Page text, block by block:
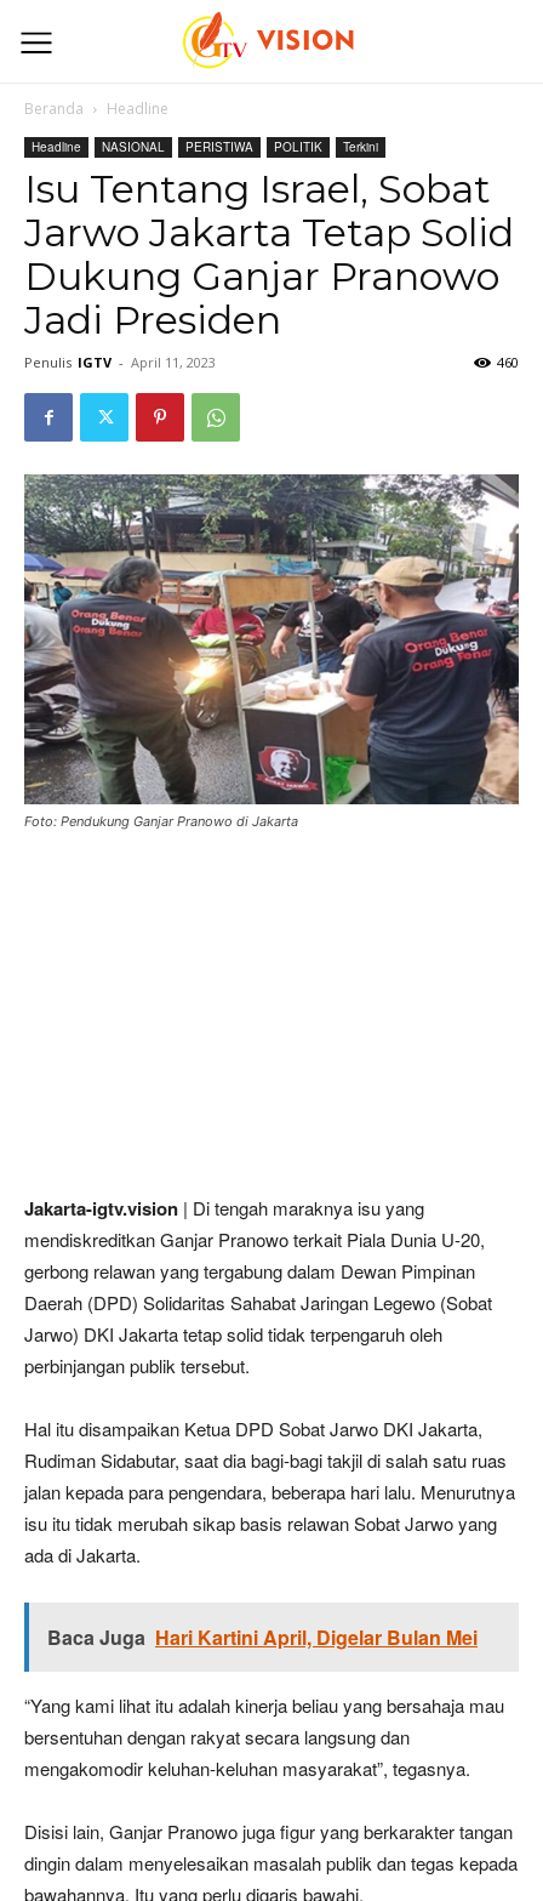
Beranda Headline
Headline NASIONAL PERISTIWA POLITIK Terkini
Isu Tentang Israel, Sobat
Jarwo Jakarta Tetap Solid
Dukung Ganjar Pranowo
Jadi Presiden
Penulis IGTV - April 11, 2023 460
Foto: Pendukung Ganjar Pranowo di Jakarta
Jakarta-igtv.vision | Di tengah maraknya isu yang
mendiskreditkan Ganjar Pranowo terkait Piala Dunia U-20,
gerbong relawan yang tergabung dalam Dewan Pimpinan
Daerah (DPD) Solidaritas Sahabat Jaringan Legewo (Sobat
Jarwo) DKI Jakarta tetap solid tidak terpengaruh oleh
perbinjangan publik tersebut.
Hal itu disampaikan Ketua DPD Sobat Jarwo DKI Jakarta,
Rudiman Sidabutar, saat dia bagi-bagi takjil di salah satu ruas
jalan kepada para pengendara, beberapa hari lalu. Menurutnya
isu itu tidak merubah sikap basis relawan Sobat Jarwo yang
ada di Jakarta.
Baca Juga Hari Kartini April, Digelar Bulan Mei
“Yang kami lihat itu adalah kinerja beliau yang bersahaja mau
bersentuhan dengan rakyat secara langsung dan
mengakomodir keluhan-keluhan masyarakat”, tegasnya.
Disisi lain, Ganjar Pranowo juga figur yang berkarakter tangan
dingin dalam menyelesaikan masalah publik dan tegas kepada
bawahannya. Itu yang perlu digaris bawahi.